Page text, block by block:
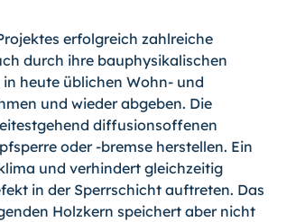
erfolgreich zahlreiche
durch ihre bauphysikalischen
heute üblichen Wohn- und
und wieder abgeben. Die
diffusionsoffenen
oder-bremse herstellen. Ein
und verhindert gleichzeitig
in der Sperrschicht auftreten. Das
Holzkern speichert aber nicht